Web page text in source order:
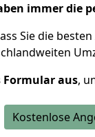
immer die
Sie die
Formular aus,
Kostenlose